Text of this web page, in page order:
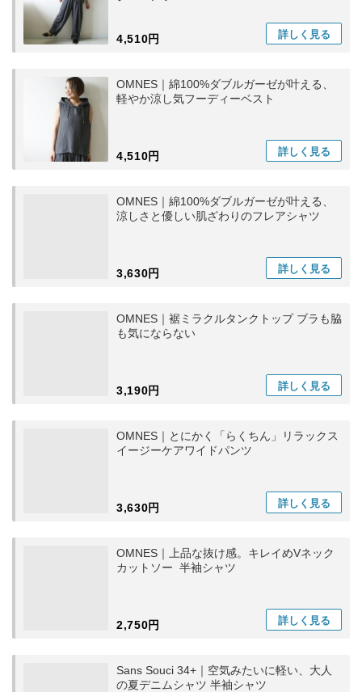
4,510円 詳しく 見る
OMNES｜綿100%ダブルガーゼが叶える、
軽やか涼し気フーディーベスト
4,510円 詳しく 見る
OMNES｜綿100%ダブルガーゼが叶える、
涼しさと優しい肌ざわりのフレアシャツ
3,630円 詳しく 見る
OMNES｜裾ミラクルタンクトップ ブラも脇
も気にならない
3,190円 詳しく 見る
OMNES｜とにかく「らくちん」リラックス
イージーケアワイドパンツ
3,630円 詳しく 見る
OMNES｜上品な抜け感。キレイめVネック
カットソー 半袖シャツ
2,750円 詳しく 見る
Sans Souci 34+｜空気みたいに軽い、大人
の夏デニムシャツ 半袖シャツ